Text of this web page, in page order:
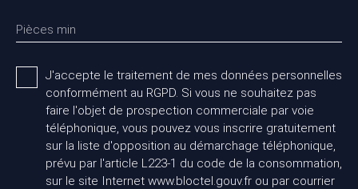
Pièces min
J'accepte le traitement de mes données personnelles
conformément au RGPD. Si vous ne souhaitez pas
faire l'objet de prospection commerciale par voie
téléphonique, vous pouvez vous inscrire gratuitement
sur la liste d'opposition au démarchage téléphonique,
prévu par l'article L223-1 du code de la consommation,
sur le site Internet www.bloctel.gouv.fr ou par courrier